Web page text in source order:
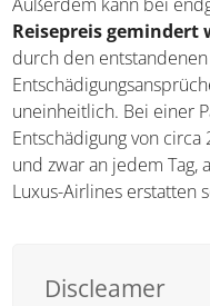
Reisepreis gemindert
durch den
uneinheitlich. Bei einer
Entschädigung von
und zwar an jedem Tag,
Luxus-Airlines erstatten
Discleamer